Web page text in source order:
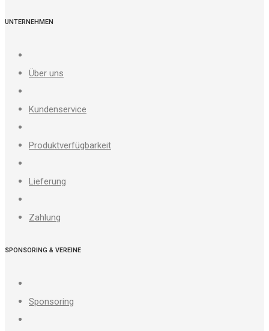
UNTERNEHMEN
Über uns
Kundenservice
Produktverfügbarkeit
Lieferung
Zahlung
SPONSORING & VEREINE
Sponsoring